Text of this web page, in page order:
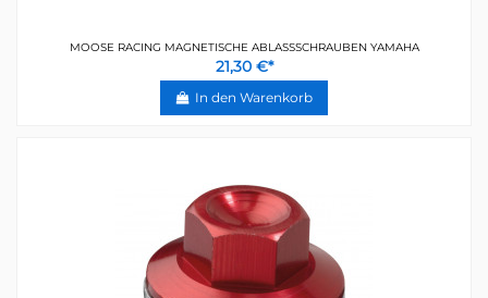
MOOSE RACING MAGNETISCHE ABLASSSCHRAUBEN YAMAHA
21,30 €*
In den Warenkorb